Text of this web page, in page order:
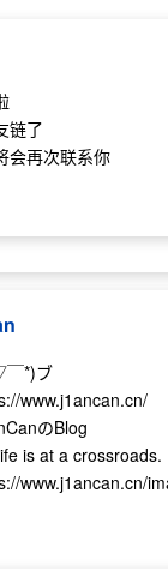
链了
会再次联系你
￣*)ブ
www.j1ancan.cn/
のBlog
is at a crossroads.
www.j1ancan.cn/